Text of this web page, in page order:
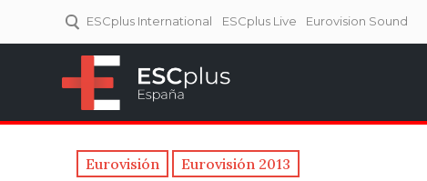
ESCplus International ESCplus Live Eurovision Sound
Eurovisión Eurovisión 2013